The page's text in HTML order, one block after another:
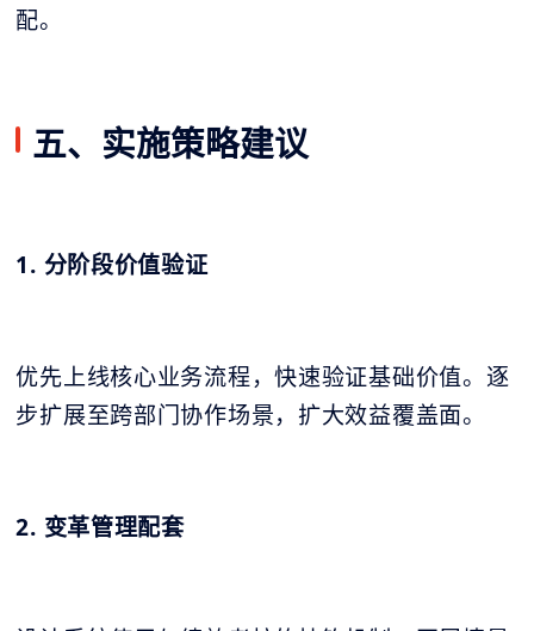
配。
五、实施策略建议
1. 分阶段价值验证
优先上线核心业务流程，快速验证基础价值。逐
步扩展至跨部门协作场景，扩大效益覆盖面。
2. 变革管理配套